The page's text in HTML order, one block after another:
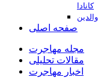
کانادا
صفحه اصلی
مجله مهاجرت
مقالات تحلیلی
اخبار مهاجرت